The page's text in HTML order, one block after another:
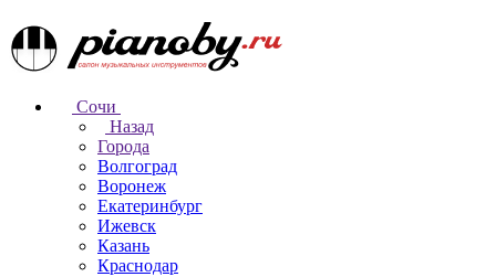
Сочи
Назад
Города
Волгоград
Воронеж
Екатеринбург
Ижевск
Казань
Краснодар